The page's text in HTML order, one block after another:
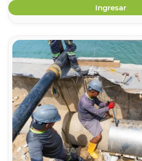
Ingresar